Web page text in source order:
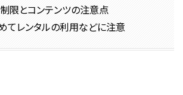
限とコンテンツの注意点
てレンタルの利用などに注意